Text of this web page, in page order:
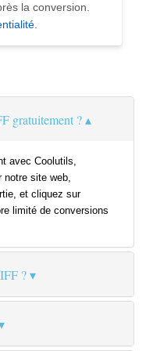
la conversion.
.
gratuitement ?
avec Coolutils,
notre site web,
et cliquez sur
limité de conversions
?